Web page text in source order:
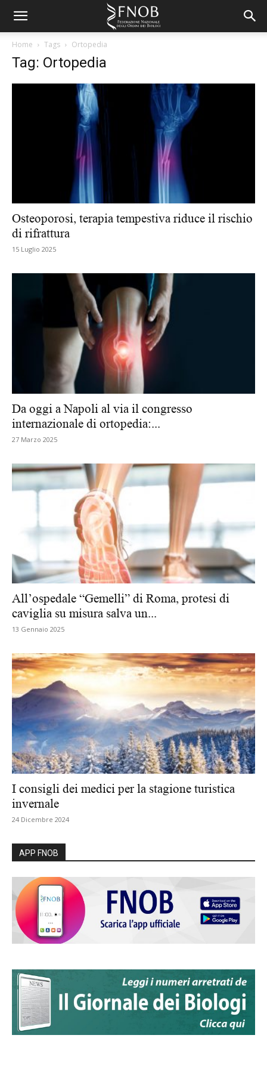
Home Tags Ortopedia
Tag: Ortopedia
Osteoporosi, terapia tempestiva riduce il rischio
di rifrattura
15 Luglio 2025
Da oggi a Napoli al via il congresso
internazionale di ortopedia:...
27 Marzo 2025
All’ospedale “Gemelli” di Roma, protesi di
caviglia su misura salva un...
13 Gennaio 2025
I consigli dei medici per la stagione turistica
invernale
24 Dicembre 2024
APP FNOB